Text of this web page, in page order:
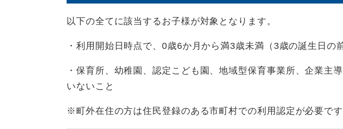
以下の全てに該当するお子様が対象となります。
・利用開始日時点で、0歳6か月から満3歳未満（3歳の誕生日の
・保育所、幼稚園、認定こども園、地域型保育事業所、企業主
いないこと
※町外在住の方は住民登録のある市町村での利用認定が必要です